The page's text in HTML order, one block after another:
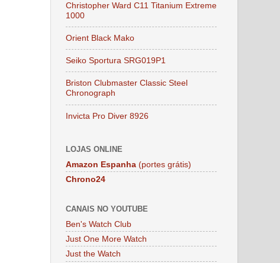
Christopher Ward C11 Titanium Extreme
1000
Orient Black Mako
Seiko Sportura SRG019P1
Briston Clubmaster Classic Steel
Chronograph
Invicta Pro Diver 8926
LOJAS ONLINE
Amazon Espanha (portes grátis)
Chrono24
CANAIS NO YOUTUBE
Ben's Watch Club
Just One More Watch
Just the Watch